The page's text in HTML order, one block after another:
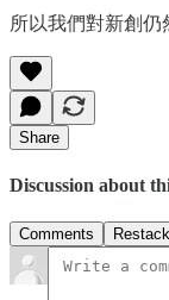
所以我們對新創仍
Share
Discussion about
Comments